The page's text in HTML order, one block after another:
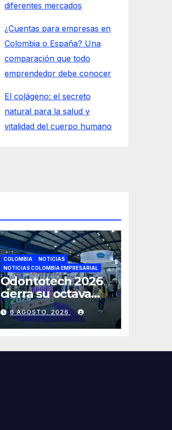
diferentes mercados
¿Cuentas para empresas en
Colombia o España? Una
comparación que todo
emprendedor debe conocer
El colágeno: el secreto
natural para la salud y
vitalidad del cuerpo humano
COLOMBIA
NOTICIAS
NOTICIAS COLOMBIA EMPRESARIAL
Odontotech 2026
cierra su octava
edición con más
de 6 mil visitantes
6 AGOSTO, 2026